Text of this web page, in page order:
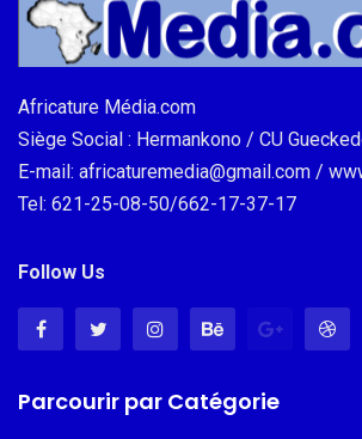
Africature Média.com
Siège Social : Hermankono / CU
E-mail: africaturemedia@gmail.com /
Tel: 621-25-08-50/662-17-37-17
Follow Us
Parcourir par Catégorie